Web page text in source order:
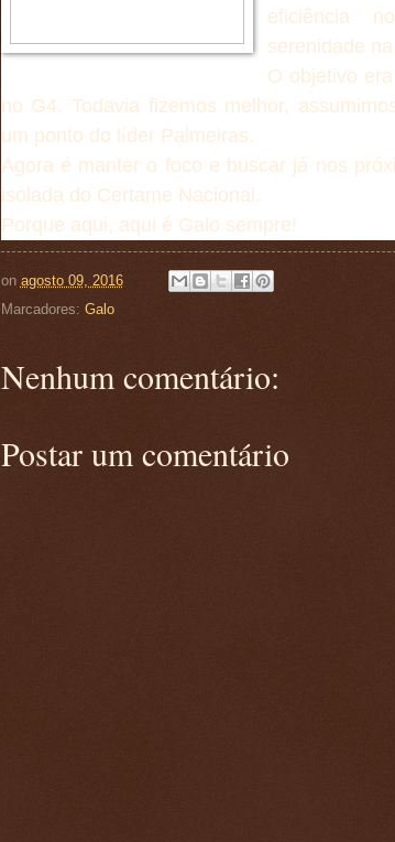
eficiência
serenidade
O objetivo
no G4. Todavia fizemos melhor,
um ponto do líder Palmeiras.
Agora é manter o foco e buscar já nos
isolada do Certame Nacional.
Porque aqui, aqui é Galo sempre!
on agosto 09, 2016
Marcadores: Galo
Nenhum comentário:
Postar um comentário